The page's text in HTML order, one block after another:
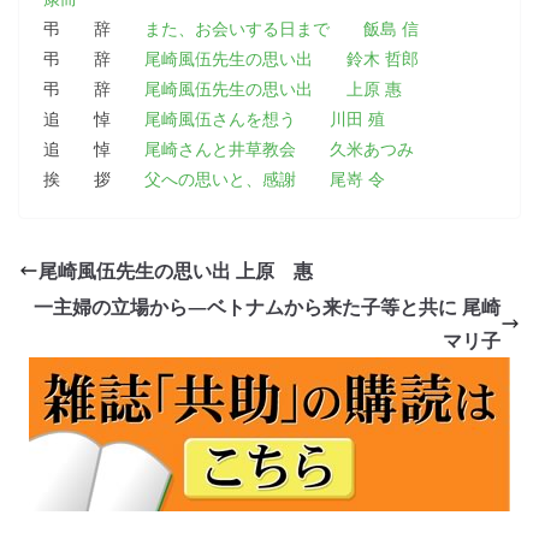
弔 辞
また、お会いする日まで 飯島 信
弔 辞 尾崎風伍先生の思い出 鈴木 哲郎
弔 辞 尾崎風伍先生の思い出 上原 惠
追 悼 尾崎風伍さんを想う 川田 殖
追 悼 尾崎さんと井草教会 久米あつみ
挨 拶 父への思いと、感謝 尾嵜 令
尾崎風伍先生の思い出 上原 惠
一主婦の立場から―ベトナムから来た子等と共に 尾崎
マリ子